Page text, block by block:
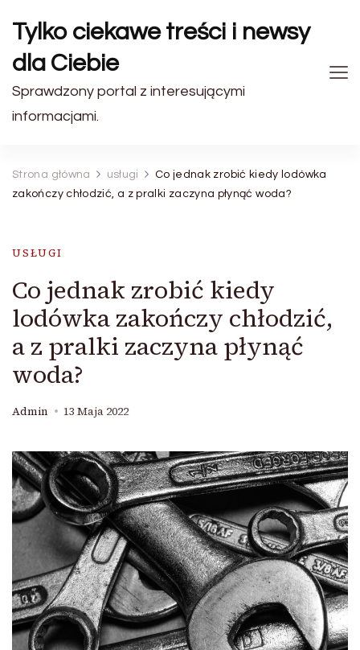
Tylko ciekawe treści i newsy
dla Ciebie
Sprawdzony portal z interesującymi
informacjami.
Strona główna usługi
Co jednak zrobić kiedy lodówka
zakończy chłodzić, a z pralki zaczyna płynąć woda?
USŁUGI
Co jednak zrobić kiedy
lodówka zakończy chłodzić,
a z pralki zaczyna płynąć
woda?
Admin 13 Maja 2022